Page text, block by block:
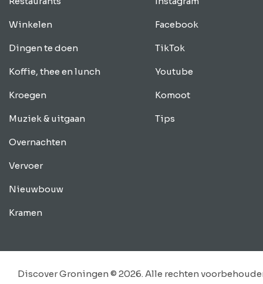
Winkelen
Dingen te doen
Koffie, thee en lunch
Kroegen
Muziek & uitgaan
Overnachten
Vervoer
Nieuwbouw
Kramen
Facebook
TikTok
Youtube
Komoot
Tips
Discover Groningen © 2026. Alle rechten